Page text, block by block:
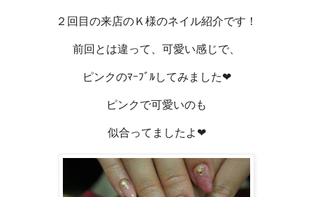
２回目の来店のＫ様のネイル紹介です！
前回とは違って、可愛い感じで、
ピンクのﾏｰﾌﾞﾙしてみました❤
ピンクで可愛いのも
似合ってましたよ❤